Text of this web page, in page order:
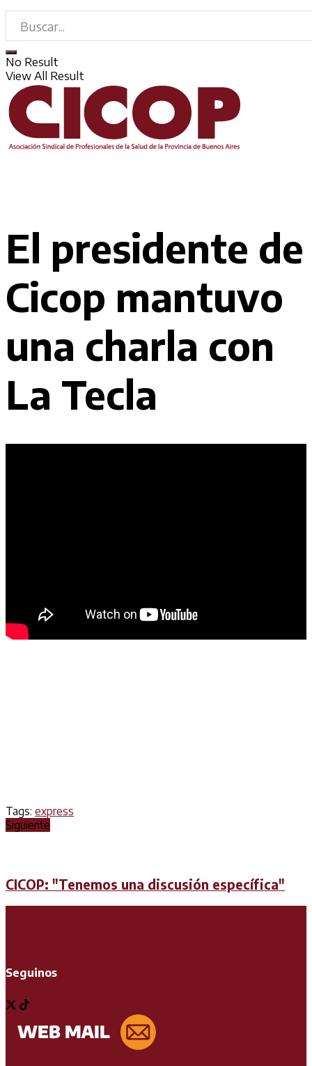
No Result
View All Result
El presidente de
Cicop mantuvo
una charla con
La Tecla
Tags: express
Siguiente
CICOP: "Tenemos una discusión específica"
Seguinos